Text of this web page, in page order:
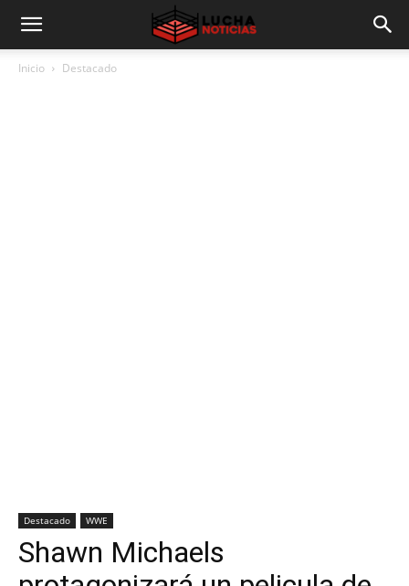
Inicio Destacado
Destacado WWE
Shawn Michaels